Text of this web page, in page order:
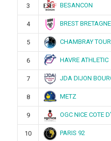
3 BESANCON
4 BREST BRETAGNE
5 CHAMBRAY
6 HAVRE ATHLETIC
7 JDA DIJON
8 METZ
9 OGC NICE COTE
10 PARIS 92